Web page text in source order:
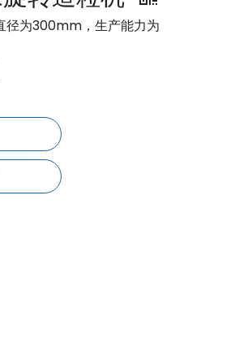
径为300mm，生产能力为